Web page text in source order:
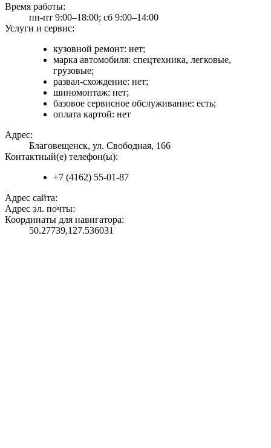
Время работы:
пн-пт 9:00–18:00; сб 9:00–14:00
Услуги и сервис:
кузовной ремонт: нет;
марка автомобиля: спецтехника, легковые,
грузовые;
развал-схождение: нет;
шиномонтаж: нет;
базовое сервисное обслуживание: есть;
оплата картой: нет
Адрес:
Благовещенск, ул. Свободная, 166
Контактный(е) телефон(ы):
+7 (4162) 55-01-87
Адрес сайта:
Адрес эл. почты:
Координаты для навигатора:
50.27739,127.536031